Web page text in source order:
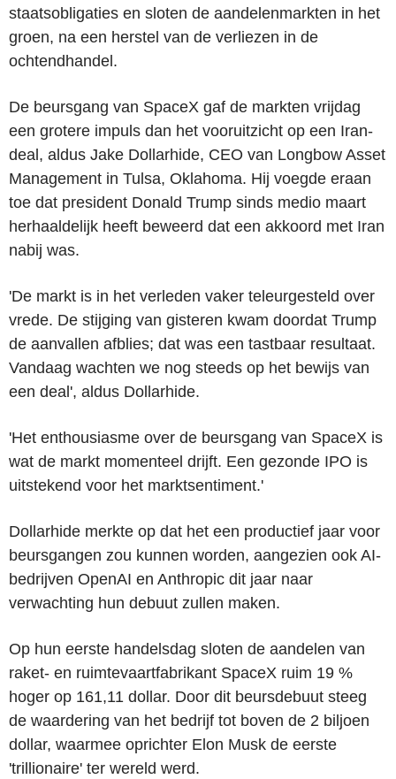
staatsobligaties en sloten de aandelenmarkten in het
groen, na een herstel van de verliezen in de
ochtendhandel.
De beursgang van SpaceX gaf de markten vrijdag
een grotere impuls dan het vooruitzicht op een Iran-
deal, aldus Jake Dollarhide, CEO van Longbow Asset
Management in Tulsa, Oklahoma. Hij voegde eraan
toe dat president Donald Trump sinds medio maart
herhaaldelijk heeft beweerd dat een akkoord met Iran
nabij was.
'De markt is in het verleden vaker teleurgesteld over
vrede. De stijging van gisteren kwam doordat Trump
de aanvallen afblies; dat was een tastbaar resultaat.
Vandaag wachten we nog steeds op het bewijs van
een deal', aldus Dollarhide.
'Het enthousiasme over de beursgang van SpaceX is
wat de markt momenteel drijft. Een gezonde IPO is
uitstekend voor het marktsentiment.'
Dollarhide merkte op dat het een productief jaar voor
beursgangen zou kunnen worden, aangezien ook AI-
bedrijven OpenAI en Anthropic dit jaar naar
verwachting hun debuut zullen maken.
Op hun eerste handelsdag sloten de aandelen van
raket- en ruimtevaartfabrikant SpaceX ruim 19 %
hoger op 161,11 dollar. Door dit beursdebuut steeg
de waardering van het bedrijf tot boven de 2 biljoen
dollar, waarmee oprichter Elon Musk de eerste
'trillionaire' ter wereld werd.